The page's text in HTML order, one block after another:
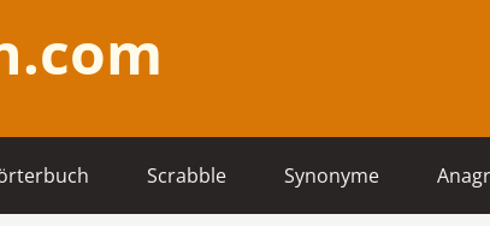
Scrabble Synonyme